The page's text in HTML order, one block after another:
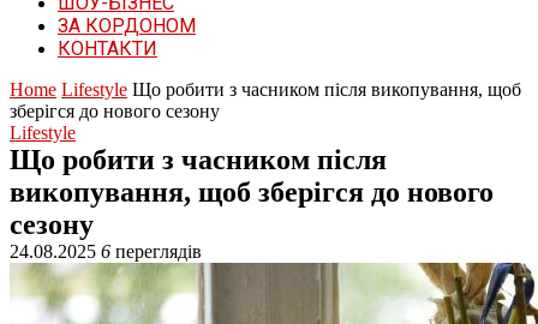
ЗА КОРДОНОМ
КОНТАКТИ
Home Lifestyle Що робити з часником після викопування, щоб
зберігся до нового сезону
Lifestyle
Що робити з часником після
викопування, щоб зберігся до нового
сезону
24.08.2025 6 переглядів